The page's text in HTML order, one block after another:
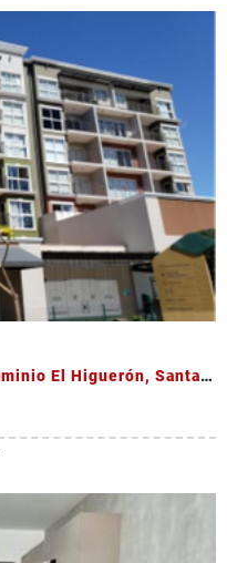
Se vende apartamento en Condominio El Higuerón, Santa Verde de Heredia